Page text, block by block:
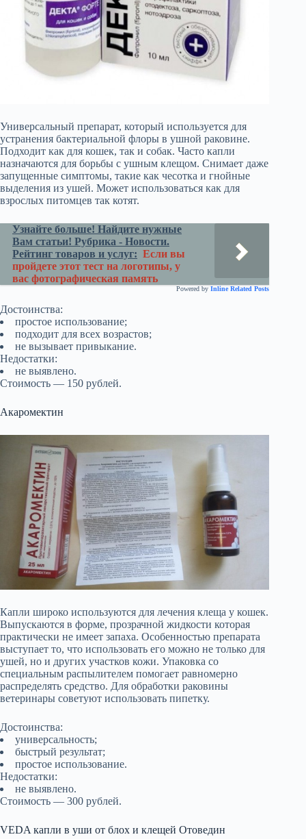
Универсальный препарат, который используется для
устранения бактериальной флоры в ушной раковине.
Подходит как для кошек, так и собак. Часто капли
назначаются для борьбы с ушным клещом. Снимает даже
запущенные симптомы, такие как чесотка и гнойные
выделения из ушей. Может использоваться как для
взрослых питомцев так котят.
Узнайте больше! Найдите нужные
Вам статьи! Рубрика - Новости.
Рейтинг товаров и услуг: Если вы
пройдете этот тест на логотипы, у
вас фотографическая память
Powered by Inline Related Posts
Достоинства:
простое использование;
подходит для всех возрастов;
не вызывает привыкание.
Недостатки:
не выявлено.
Стоимость — 150 рублей.
Акаромектин
Капли широко используются для лечения клеща у кошек.
Выпускаются в форме, прозрачной жидкости которая
практически не имеет запаха. Особенностью препарата
выступает то, что использовать его можно не только для
ушей, но и других участков кожи. Упаковка со
специальным распылителем помогает равномерно
распределять средство. Для обработки раковины
ветеринары советуют использовать пипетку.
Достоинства:
универсальность;
быстрый результат;
простое использование.
Недостатки:
не выявлено.
Стоимость — 300 рублей.
VEDA капли в уши от блох и клещей Отоведин